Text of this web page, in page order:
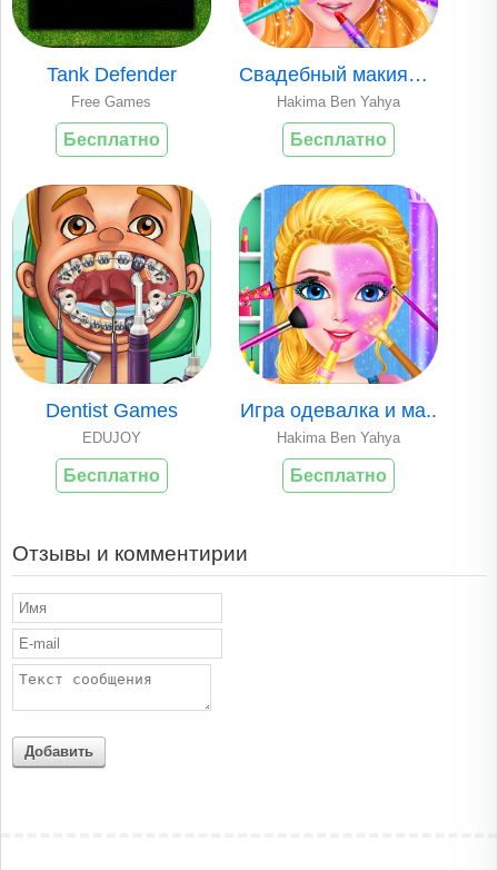
Tank Defender
Free Games
Бесплатно
Свадебный макияж с..
Hakima Ben Yahya
Бесплатно
Dentist Games
EDUJOY
Бесплатно
Игра одевалка и ма..
Hakima Ben Yahya
Бесплатно
Отзывы и комментирии
Добавить